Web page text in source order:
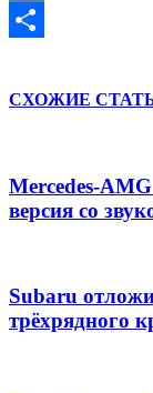
VK
СХОЖИЕ
Mercedes-
версия со
Subaru
трёхрядного